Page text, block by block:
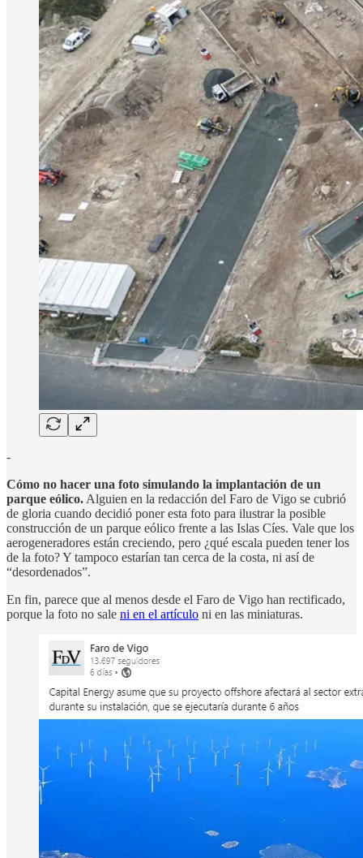
-
Cómo no hacer una foto simulando la implantación de un
parque eólico. Alguien en la redacción del Faro de Vigo se cubrió
de gloria cuando decidió poner esta foto para ilustrar la posible
construcción de un parque eólico frente a las Islas Cíes. Vale que los
aerogeneradores están creciendo, pero ¿qué escala pueden tener los
de la foto? Y tampoco estarían tan cerca de la costa, ni así de
“desordenados”.
En fin, parece que al menos desde el Faro de Vigo han rectificado,
porque la foto no sale ni en el artículo ni en las miniaturas.